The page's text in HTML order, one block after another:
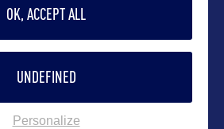
Harlow, E-mail :abi@mdsg.eu
OK, ACCEPT ALL
UNDEFINED
Personalize